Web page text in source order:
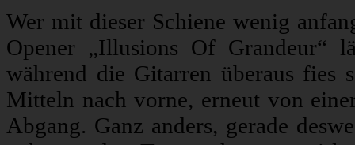
Wer mit dieser Schiene wenig
Opener „Illusions Of Grandeur“
während die Gitarren überaus fies
Mitteln nach vorne, erneut von
Abgang. Ganz anders, gerade